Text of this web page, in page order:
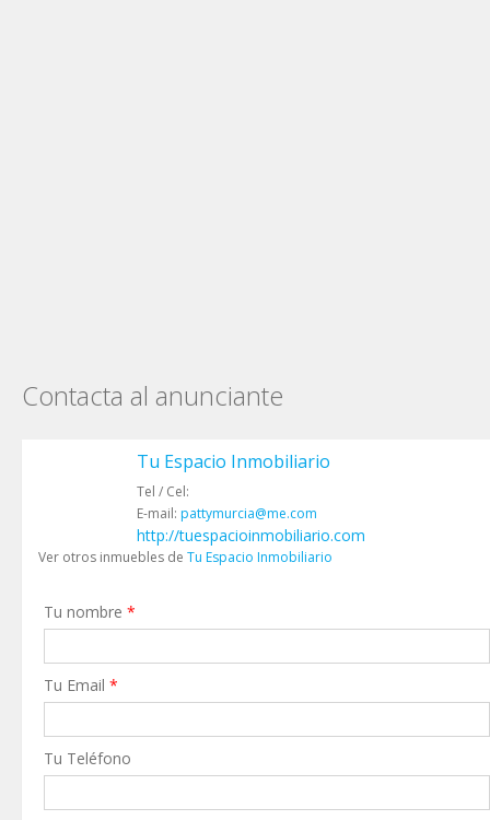
Contacta al anunciante
Tu Espacio Inmobiliario
Tel / Cel:
E-mail: pattymurcia@me.com
http://tuespacioinmobiliario.com
Ver otros inmuebles de Tu Espacio Inmobiliario
Tu nombre *
Tu Email *
Tu Teléfono